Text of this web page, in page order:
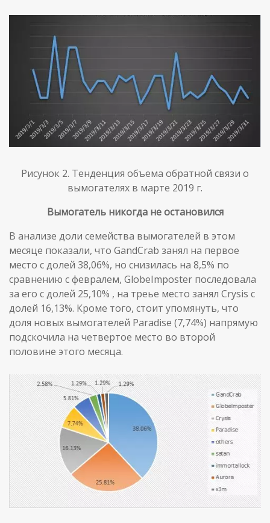
Рисунок 2. Тенденция объема обратной связи о
вымогателях в марте 2019 г.
Вымогатель никогда не остановился
В анализе доли семейства вымогателей в этом
месяце показали, что GandCrab занял на первое
место с долей 38,06%, но снизилась на 8,5% по
сравнению с февралем, GlobeImposter последовала
за его с долей 25,10% , на треье место занял Crysis с
долей 16,13%. Кроме того, стоит упомянуть, что
доля новых вымогателей Paradise (7,74%) напрямую
подскочила на четвертое место во второй
половине этого месяца.